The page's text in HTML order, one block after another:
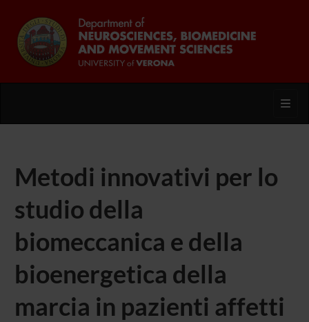
Metodi innovativi per lo
studio della
biomeccanica e della
bioenergetica della
marcia in pazienti affetti